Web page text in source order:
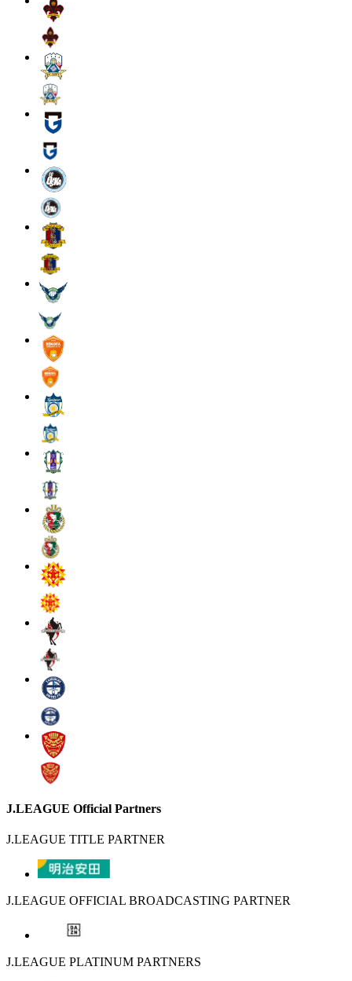
J.LEAGUE Official Partners
J.LEAGUE TITLE PARTNER
J.LEAGUE OFFICIAL BROADCASTING PARTNER
J.LEAGUE PLATINUM PARTNERS